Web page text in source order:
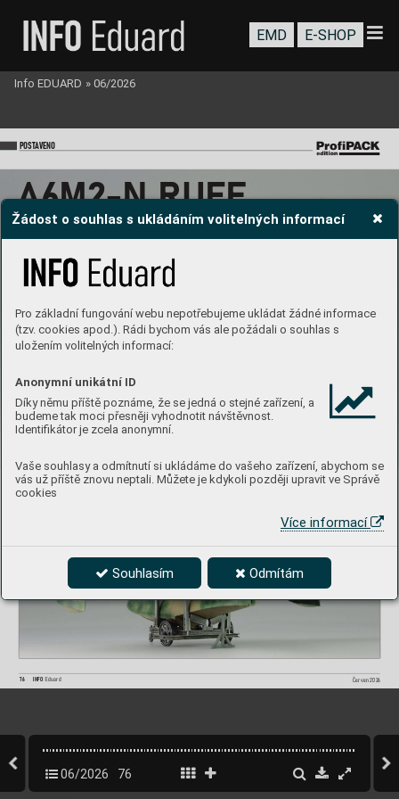
Žádost o souhlas s ukládáním volitelných informací
Pro základní fungování webu nepotřebujeme ukládat žádné informace
(tzv. cookies apod.). Rádi bychom vás ale požádali o souhlas s
uložením volitelných informací:
Anonymní unikátní ID
Díky němu příště poznáme, že se jedná o stejné zařízení, a
budeme tak moci přesněji vyhodnotit návštěvnost.
Identifikátor je zcela anonymní.
Vaše souhlasy a odmítnutí si ukládáme do vašeho zařízení, abychom se
vás už příště znovu neptali. Můžete je kdykoli později upravit ve Správě
cookies
Více informací
Souhlasím Odmítám
POSTAVENO
postavil Marek
#8221
A6M2-N RUFE
1/48
INFO Eduard
76 Červen 2026
EMD E-SHOP
Info EDUARD » 06/2026
06/2026 76